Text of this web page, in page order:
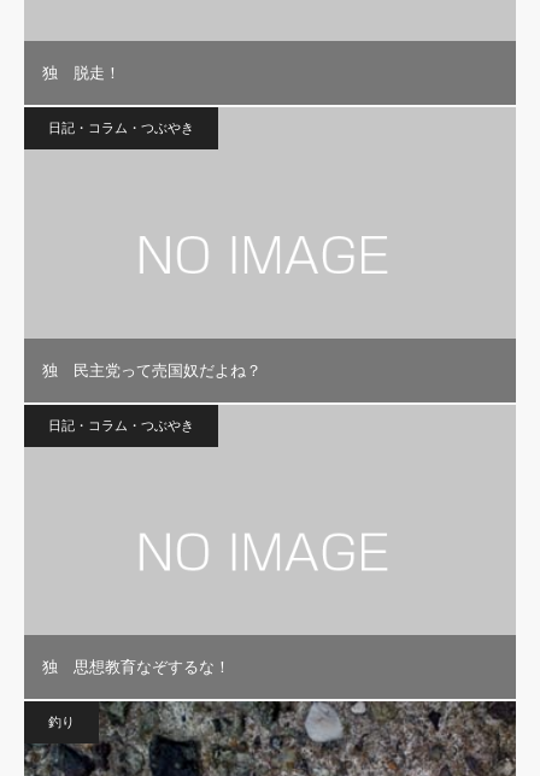
独 脱走！
日記・コラム・つぶやき
独 民主党って売国奴だよね？
日記・コラム・つぶやき
独 思想教育なぞするな！
釣り